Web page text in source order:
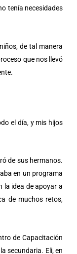
tenía necesidades
de tal manera
que nos llevó
el día, y mis hijos
de sus hermanos.
en un programa
la idea de apoyar a
de muchos retos,
de Capacitación
secundaria. Eli, en